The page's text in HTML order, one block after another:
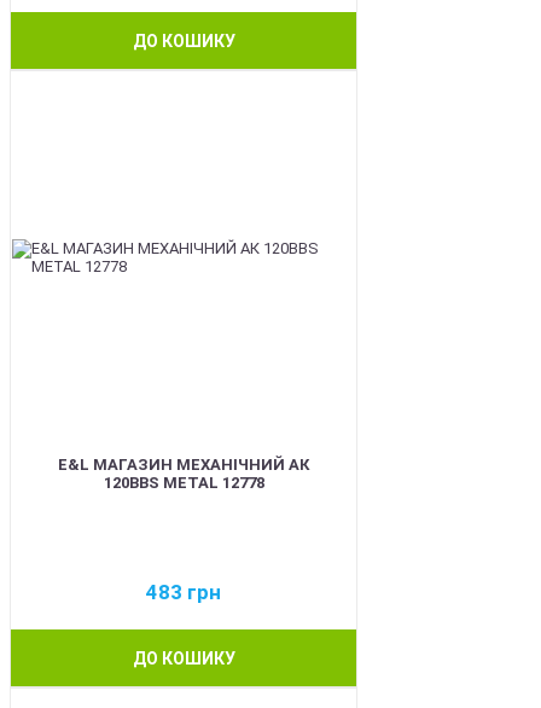
ДО КОШИКУ
E&L МАГАЗИН МЕХАНІЧНИЙ АК
120BBS METAL 12778
483 грн
ДО КОШИКУ